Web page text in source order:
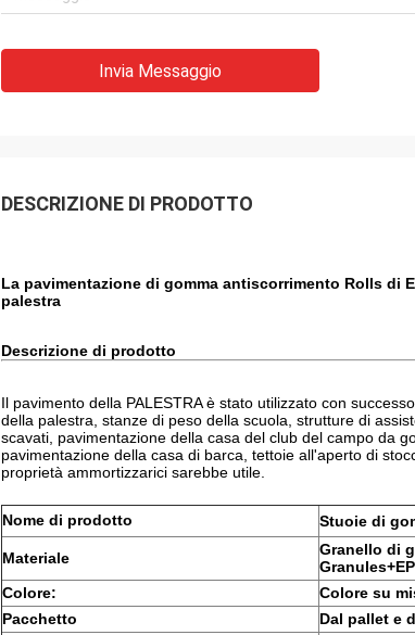
Invia Messaggio
DESCRIZIONE DI PRODOTTO
La pavimentazione di gomma antiscorrimento Rolls di
palestra
Descrizione di prodotto
Il pavimento della PALESTRA è stato utilizzato con
della palestra, stanze di peso della scuola, strutture di
scavati, pavimentazione della casa del club del campo da
pavimentazione della casa di barca, tettoie all'aperto di
proprietà ammortizzarici sarebbe utile.
Nome di prodotto Stuoie di
Materiale
Granello di
Colore:
Colore su
Pacchetto
Dal pallet e